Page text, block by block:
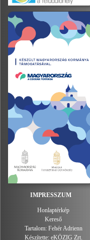
IMPRESSZUM
Honlaptérkép
Kereső
Tartalom: Fehér Adrienn
Készítette: eKÖZIG Zrt.